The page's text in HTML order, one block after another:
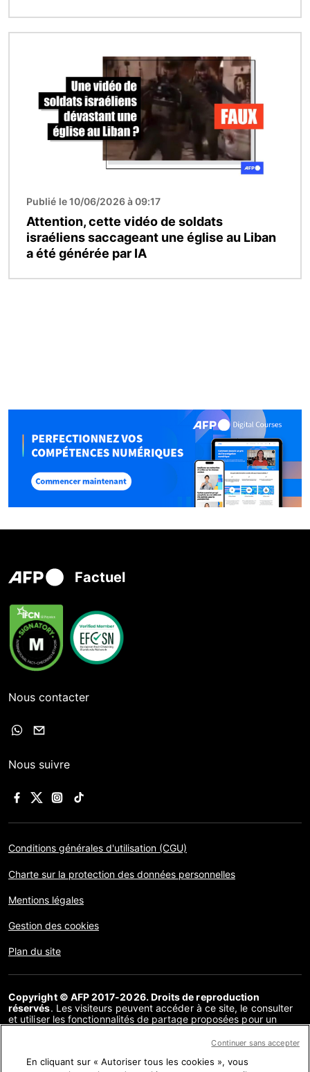
Publié le 10/06/2026 à 09:17
Attention, cette vidéo de soldats
israéliens saccageant une église au Liban
a été générée par IA
Factuel
Nous contacter
Nous suivre
Conditions générales d'utilisation (CGU)
Charte sur la protection des données personnelles
Mentions légales
Gestion des cookies
Plan du site
Copyright © AFP 2017-2026. Droits de reproduction
réservés. Les visiteurs peuvent accéder à ce site, le consulter
et utiliser les fonctionnalités de partage proposées pour un
communication au public, distribution de tout ou partie du
soit, sans licence spécifique signée avec l’AFP, est interdite. Les
En cliquant sur « Autoriser tous les cookies », vous
Continuer sans accepter